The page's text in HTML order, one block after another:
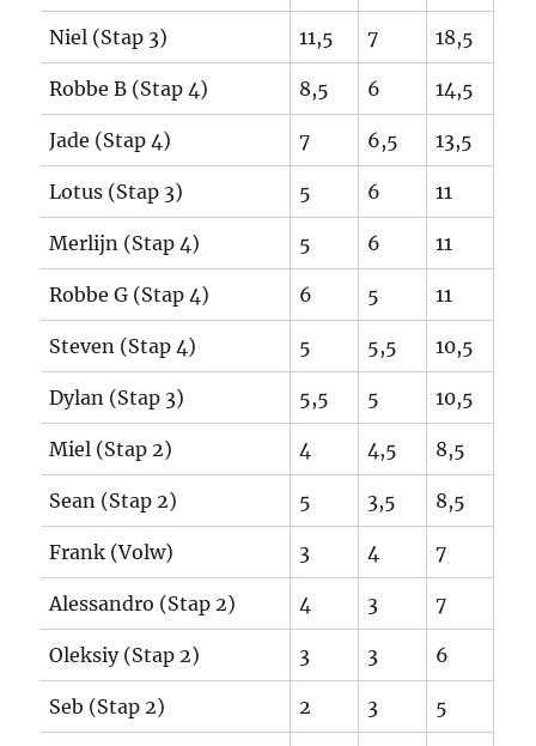
Niel (Stap 3) 11,5 7 18,5
Robbe B (Stap 4) 8,5 6 14,5
Jade (Stap 4) 7 6,5 13,5
Lotus (Stap 3) 5 6 11
Merlijn (Stap 4) 5 6 11
Robbe G (Stap 4) 6 5 11
Steven (Stap 4) 5 5,5 10,5
Dylan (Stap 3) 5,5 5 10,5
Miel (Stap 2) 4 4,5 8,5
Sean (Stap 2) 5 3,5 8,5
Frank (Volw) 3 4 7
Alessandro (Stap 2) 4 3 7
Oleksiy (Stap 2) 3 3 6
Seb (Stap 2) 2 3 5